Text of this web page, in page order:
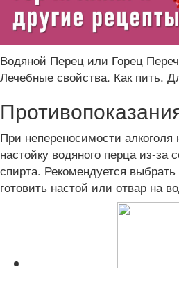
Водяной Перец или Горец
Лечебные свойства. Как пить.
При непереносимости алкоголя
настойку водяного перца из-за
спирта. Рекомендуется
готовить настой или отвар на